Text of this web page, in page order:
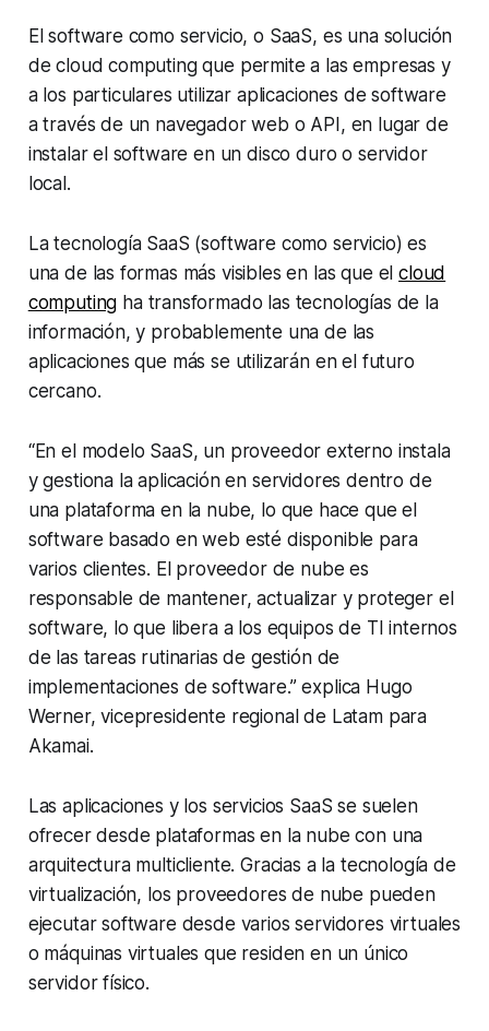
El software como servicio, o SaaS, es una solución
de cloud computing que permite a las empresas y
a los particulares utilizar aplicaciones de software
a través de un navegador web o API, en lugar de
instalar el software en un disco duro o servidor
local.
La tecnología SaaS (software como servicio) es
una de las formas más visibles en las que elcloud
computing ha transformado las tecnologías de la
información, y probablemente una de las
aplicaciones que más se utilizarán en el futuro
cercano.
“En el modelo SaaS, un proveedor externo instala
y gestiona la aplicación en servidores dentro de
una plataforma en la nube, lo que hace que el
software basado en web esté disponible para
varios clientes. El proveedor de nube es
responsable de mantener, actualizar y proteger el
software, lo que libera a los equipos de TI internos
de las tareas rutinarias de gestión de
implementaciones de software.”explica Hugo
Werner, vicepresidente regional de Latam para
Akamai.
Las aplicaciones y los servicios SaaS se suelen
ofrecer desde plataformas en la nube con una
arquitectura multicliente. Gracias a la tecnología de
virtualización, los proveedores de nube pueden
ejecutar software desde varios servidores virtuales
o máquinas virtuales que residen en un único
servidor físico.